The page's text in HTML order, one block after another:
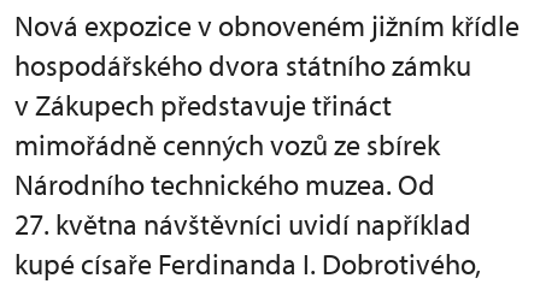
Nová expozice v obnoveném jižním křídle
hospodářského dvora státního zámku
v Zákupech představuje třináct
mimořádně cenných vozů ze sbírek
Národního technického muzea. Od
27. května návštěvníci uvidí například
kupé císaře Ferdinanda I. Dobrotivého,